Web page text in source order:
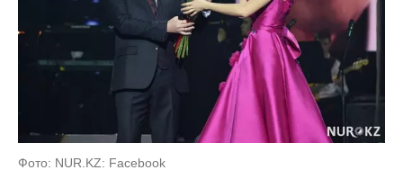
Фото: NUR.KZ: Facebook